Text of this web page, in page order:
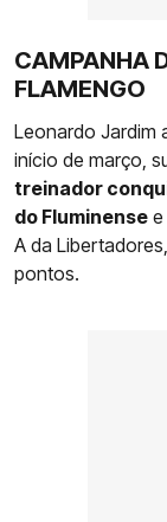
CAMPANHA
FLAMENGO
Leonardo Jardim
início de março,
treinador
do Fluminense e
A da
pontos.